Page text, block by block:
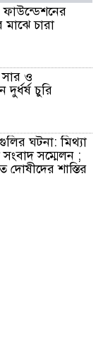
মাঝে চারা
সার ও
চুরি
ঘটনা: মিথ্যা
সম্মেলন ;
দোষীদের শাস্তির